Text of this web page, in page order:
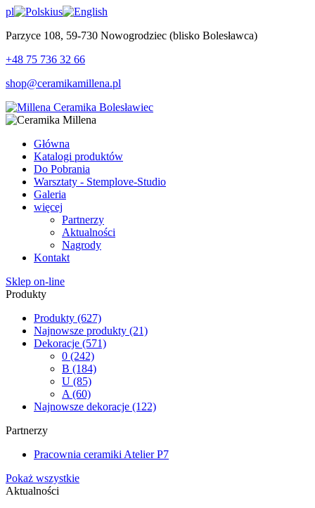
pl
us
Parzyce 108, 59-730 Nowogrodziec (blisko Bolesławca)
+48 75 736 32 66
shop@ceramikamillena.pl
Główna
Katalogi produktów
Do Pobrania
Warsztaty - Stemplove-Studio
Galeria
więcej
Partnerzy
Aktualności
Nagrody
Kontakt
Sklep on-line
Produkty
Produkty (627)
Najnowsze produkty (21)
Dekoracje (571)
0 (242)
B (184)
U (85)
A (60)
Najnowsze dekoracje (122)
Partnerzy
Pracownia ceramiki Atelier P7
Pokaż wszystkie
Aktualności